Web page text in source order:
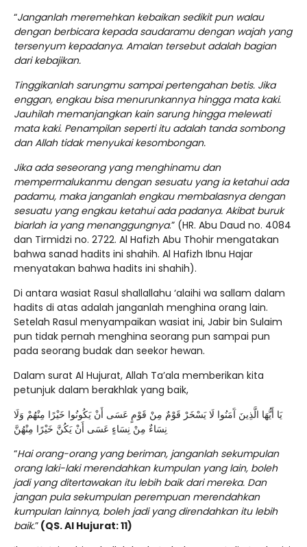
“Janganlah meremehkan kebaikan sedikit pun walau
dengan berbicara kepada saudaramu dengan wajah yang
tersenyum kepadanya. Amalan tersebut adalah bagian
dari kebajikan.
Tinggikanlah sarungmu sampai pertengahan betis. Jika
enggan, engkau bisa menurunkannya hingga mata kaki.
Jauhilah memanjangkan kain sarung hingga melewati
mata kaki. Penampilan seperti itu adalah tanda sombong
dan Allah tidak menyukai kesombongan.
Jika ada seseorang yang menghinamu dan
mempermalukanmu dengan sesuatu yang ia ketahui ada
padamu, maka janganlah engkau membalasnya dengan
sesuatu yang engkau ketahui ada padanya. Akibat buruk
biarlah ia yang menanggungnya.” (HR. Abu Daud no. 4084
dan Tirmidzi no. 2722. Al Hafizh Abu Thohir mengatakan
bahwa sanad hadits ini shahih. Al Hafizh Ibnu Hajar
menyatakan bahwa hadits ini shahih).
Di antara wasiat Rasul shallallahu ‘alaihi wa sallam dalam
hadits di atas adalah janganlah menghina orang lain.
Setelah Rasul menyampaikan wasiat ini, Jabir bin Sulaim
pun tidak pernah menghina seorang pun sampai pun
pada seorang budak dan seekor hewan.
Dalam surat Al Hujurat, Allah Ta’ala memberikan kita
petunjuk dalam berakhlak yang baik,
يَا أَيُّهَا الَّذِينَ آَمَنُوا لَا يَسْخَرْ قَوْمٌ مِنْ قَوْمٍ عَسَى أَنْ يَكُونُوا خَيْرًا مِنْهُمْ وَلَا
نِسَاءٌ مِنْ نِسَاءٍ عَسَى أَنْ يَكُنَّ خَيْرًا مِنْهُنَّ
“Hai orang-orang yang beriman, janganlah sekumpulan
orang laki-laki merendahkan kumpulan yang lain, boleh
jadi yang ditertawakan itu lebih baik dari mereka. Dan
jangan pula sekumpulan perempuan merendahkan
kumpulan lainnya, boleh jadi yang direndahkan itu lebih
baik.” (QS. Al Hujurat: 11)